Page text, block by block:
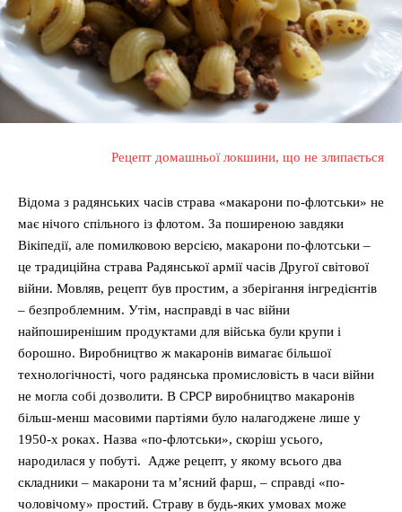
Рецепт домашньої локшини, що не злипається
Відома з радянських часів страва «макарони по-флотськи» не
має нічого спільного із флотом. За поширеною завдяки
Вікіпедії, але помилковою версією, макарони по-флотськи –
це традиційна страва Радянської армії часів Другої світової
війни. Мовляв, рецепт був простим, а зберігання інгредієнтів
– безпроблемним. Утім, насправді в час війни
найпоширенішим продуктами для війська були крупи і
борошно. Виробництво ж макаронів вимагає більшої
технологічності, чого радянська промисловість в часи війни
не могла собі дозволити. В СРСР виробництво макаронів
більш-менш масовими партіями було налагоджене лише у
1950-х роках. Назва «по-флотськи», скоріш усього,
народилася у побуті. Адже рецепт, у якому всього два
складники – макарони та м’ясний фарш, – справді «по-
чоловічому» простий. Страву в будь-яких умовах може